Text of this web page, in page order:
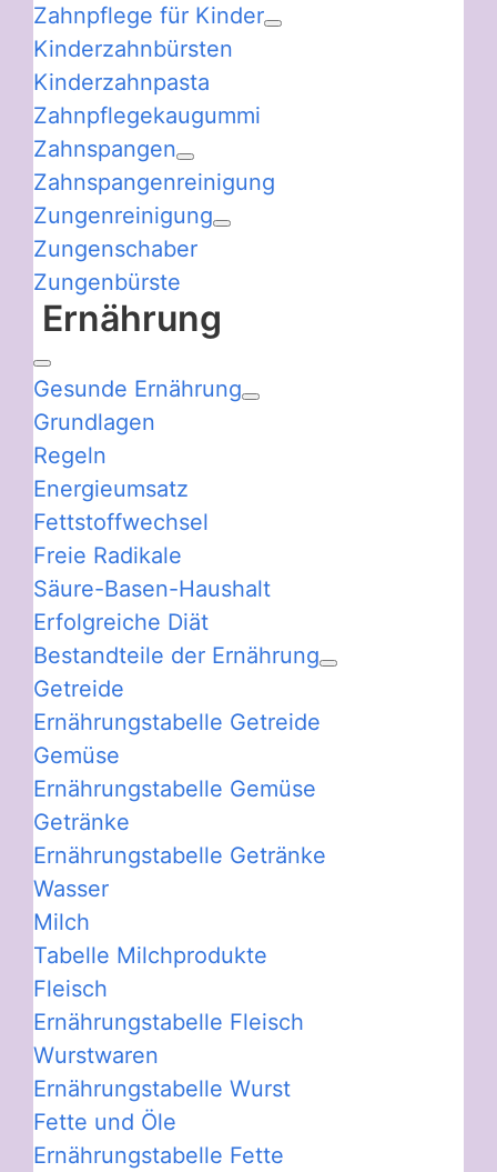
Zahnpflege für Kinder
Kinderzahnbürsten
Kinderzahnpasta
Zahnpflegekaugummi
Zahnspangen
Zahnspangenreinigung
Zungenreinigung
Zungenschaber
Zungenbürste
Ernährung
Gesunde Ernährung
Grundlagen
Regeln
Energieumsatz
Fettstoffwechsel
Freie Radikale
Säure-Basen-Haushalt
Erfolgreiche Diät
Bestandteile der Ernährung
Getreide
Ernährungstabelle Getreide
Gemüse
Ernährungstabelle Gemüse
Getränke
Ernährungstabelle Getränke
Wasser
Milch
Tabelle Milchprodukte
Fleisch
Ernährungstabelle Fleisch
Wurstwaren
Ernährungstabelle Wurst
Fette und Öle
Ernährungstabelle Fette